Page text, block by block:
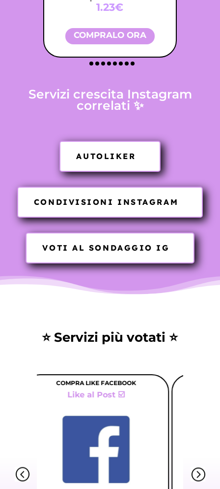
1.23€
COMPRALO ORA
Servizi crescita Instagram
correlati ✨
AUTOLIKER
CONDIVISIONI INSTAGRAM
VOTI AL SONDAGGIO IG
⭐ Servizi più votati ⭐
COMPRA FOLLOWER TIK TOK
100% Italiani 💯